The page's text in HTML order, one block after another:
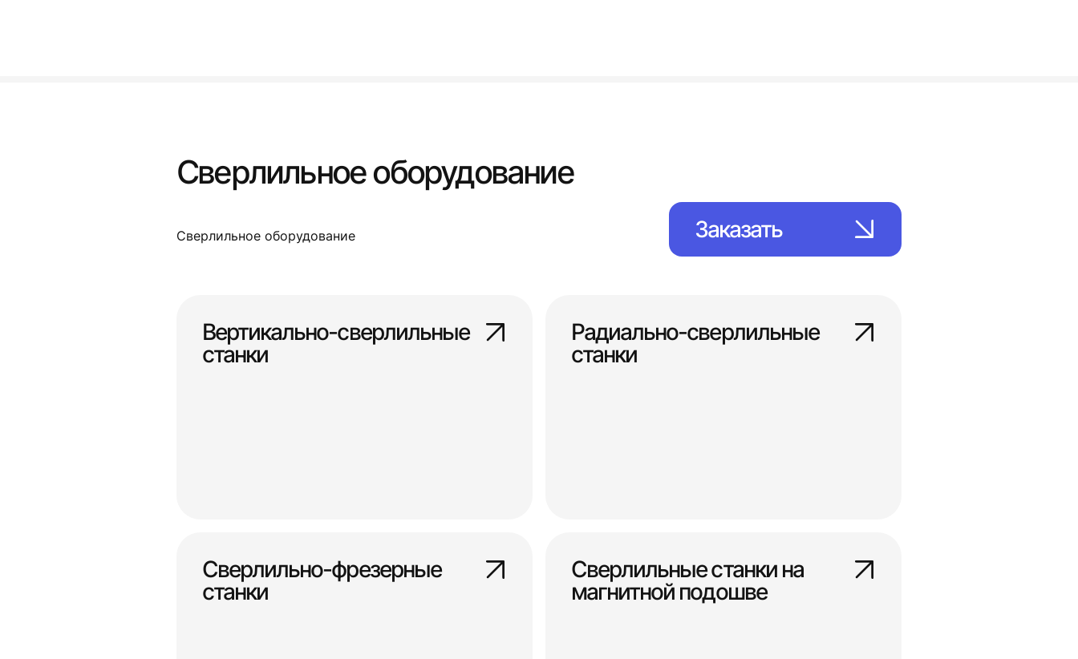
Сверлильное оборудование
Сверлильное оборудование Заказать
Вертикально-сверлильные
станки
Радиально-сверлильные
станки
Сверлильно-фрезерные
станки
Сверлильные станки на
магнитной подошве